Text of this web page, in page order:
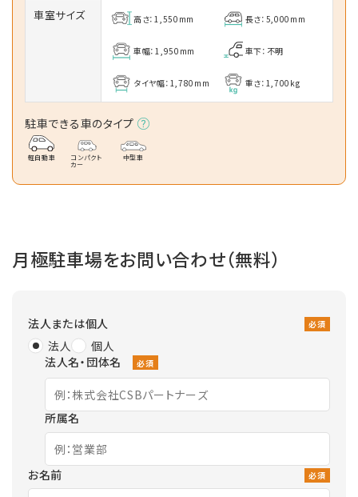
車室サイズ 高さ：1,550mm 長さ：5,000mm
車幅：1,950mm 車下：不明
タイヤ幅：1,780mm 重さ：1,700kg
駐車できる車のタイプ
軽自動車
コンパクト
カー
中型車
月極駐車場をお問い合わせ（無料）
法人または個人 必須
法人
個人
法人名・団体名
必須
所属名
お名前 必須